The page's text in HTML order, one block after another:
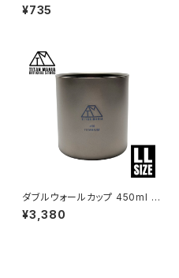
ブラック 50mm×1個 超軽量 頑
丈 サビに強い 二重丸カン スプ
¥735
ダブルウォールカップ 450ml L
Lサイズ チタン製 二重構造 超
軽量 頑丈 スタッキングマグ カッ
¥3,380